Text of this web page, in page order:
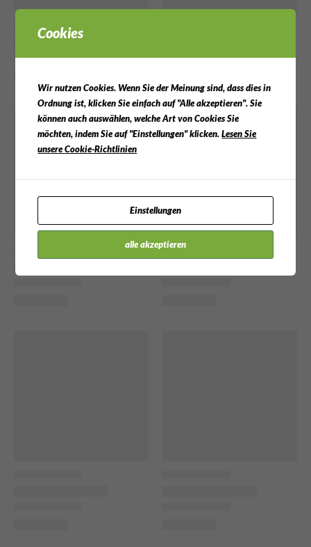
Cookies
Wir nutzen Cookies. Wenn Sie der Meinung sind, dass dies in
Ordnung ist, klicken Sie einfach auf "Alle akzeptieren". Sie
können auch auswählen, welche Art von Cookies Sie
möchten, indem Sie auf "Einstellungen" klicken.Lesen Sie
unsere Cookie-Richtlinien
Einstellungen
alle akzeptieren